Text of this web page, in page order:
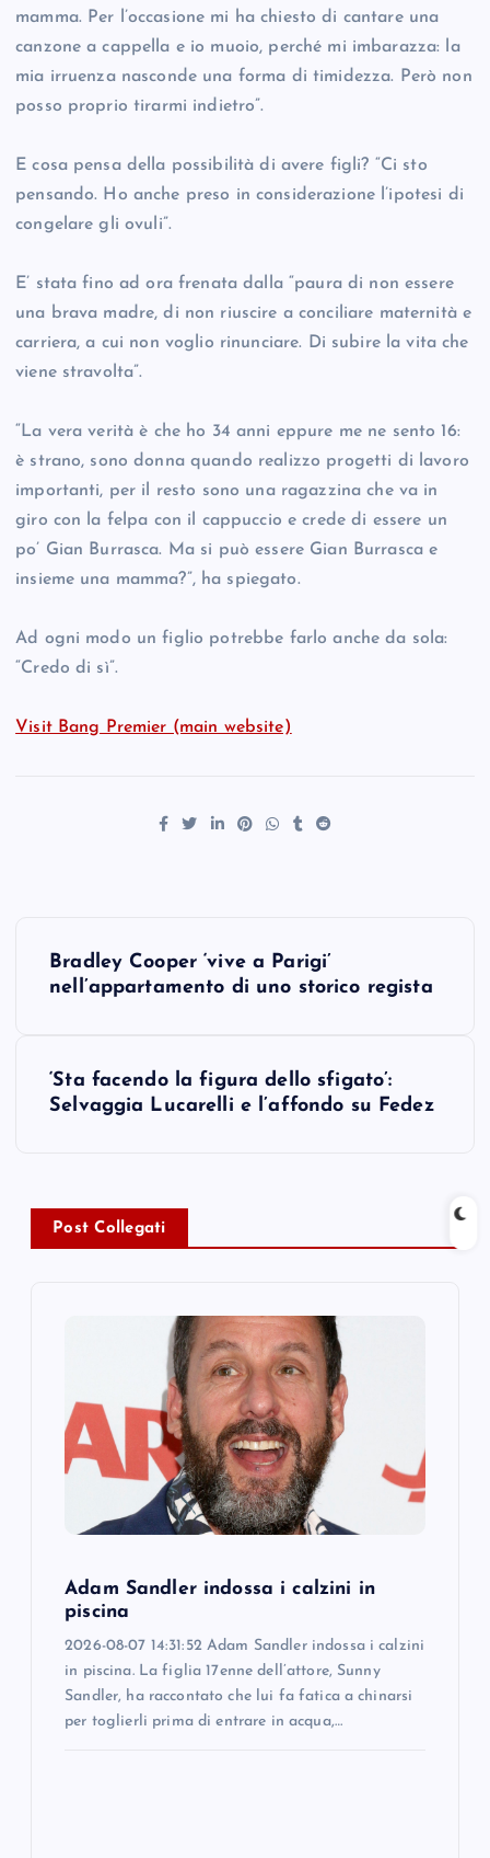
mamma. Per l’occasione mi ha chiesto di cantare una
canzone a cappella e io muoio, perché mi imbarazza: la
mia irruenza nasconde una forma di timidezza. Però non
posso proprio tirarmi indietro”.
E cosa pensa della possibilità di avere figli? “Ci sto
pensando. Ho anche preso in considerazione l’ipotesi di
congelare gli ovuli”.
E’ stata fino ad ora frenata dalla “paura di non essere
una brava madre, di non riuscire a conciliare maternità e
carriera, a cui non voglio rinunciare. Di subire la vita che
viene stravolta”.
“La vera verità è che ho 34 anni eppure me ne sento 16:
è strano, sono donna quando realizzo progetti di lavoro
importanti, per il resto sono una ragazzina che va in
giro con la felpa con il cappuccio e crede di essere un
po’ Gian Burrasca. Ma si può essere Gian Burrasca e
insieme una mamma?”, ha spiegato.
Ad ogni modo un figlio potrebbe farlo anche da sola:
“Credo di sì”.
Visit Bang Premier (main website)
a
v
Bradley Cooper ‘vive a Parigi’
nell’appartamento di uno storico regista
‘Sta facendo la figura dello sfigato’:
Selvaggia Lucarelli e l’affondo su Fedez
Post Collegati
Adam Sandler indossa i calzini in
piscina
2026-08-07 14:31:52 Adam Sandler indossa i calzini
in piscina. La figlia 17enne dell’attore, Sunny
Sandler, ha raccontato che lui fa fatica a chinarsi
per toglierli prima di entrare in acqua,…